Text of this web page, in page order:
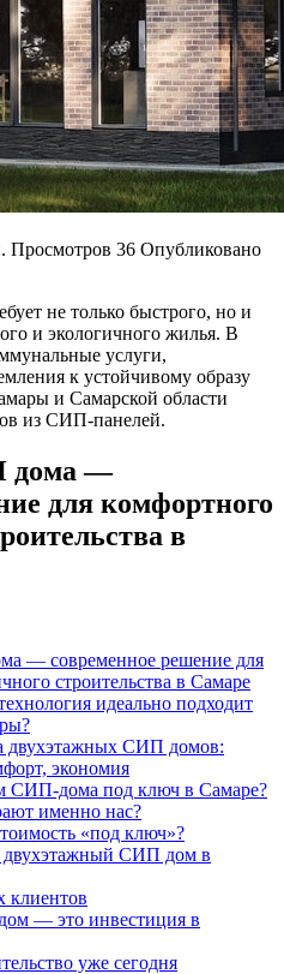
Просмотров 36 Опубликовано
не только быстрого, но и
и экологичного жилья. В
услуги,
к устойчивому образу
и Самарской области
из СИП-панелей.
дома —
для комфортного
в
— современное решение для
строительства в Самаре
идеально подходит
двухэтажных СИП домов:
экономия
СИП-дома под ключ в Самаре?
именно нас?
«под ключ»?
двухэтажный СИП дом в
— это инвестиция в
уже сегодня